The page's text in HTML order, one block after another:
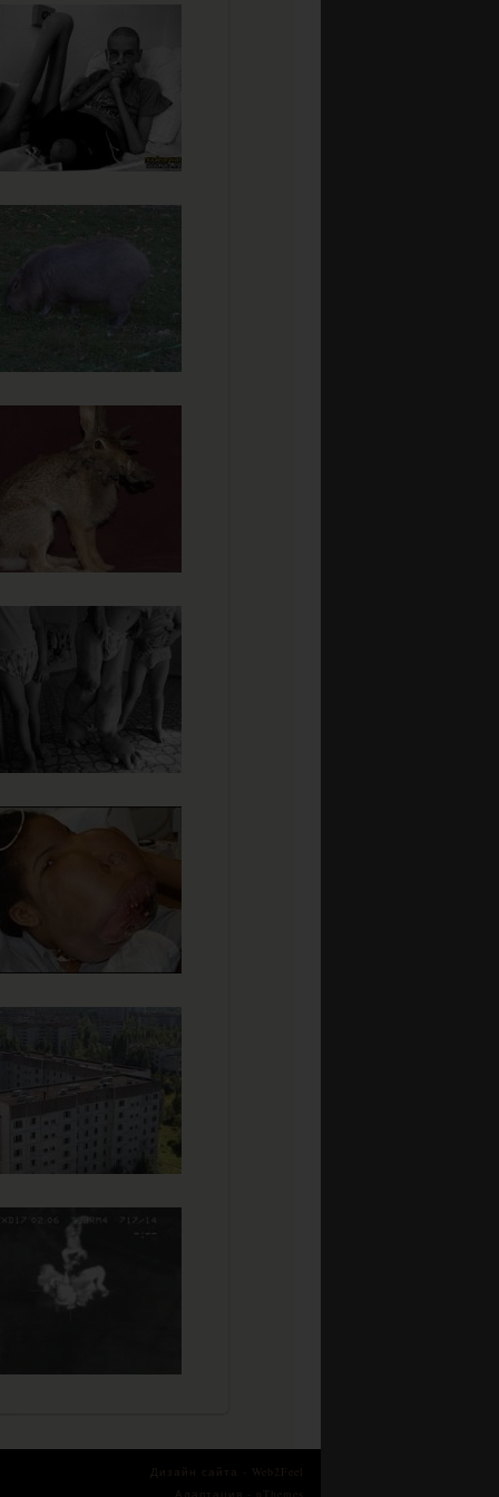
Дизайн сайта - Web2Feel
Адаптация -
uThemes